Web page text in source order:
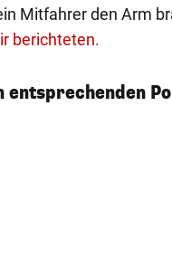
Mitfahrer den Arm
berichteten.
entsprechenden